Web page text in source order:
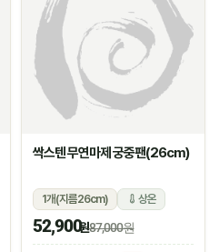
싹스텐 무연마제 궁중팬(26cm)
1개(지름26cm) 상온
52,900원87,000원